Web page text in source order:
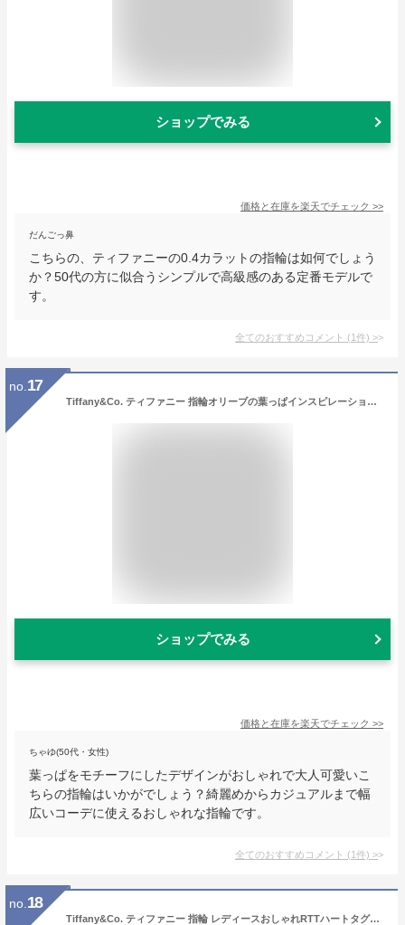
ショップでみる
価格と在庫を楽天でチェック >>
だんごっ鼻
こちらの、ティファニーの0.4カラットの指輪は如何でしょう
か？50代の方に似合うシンプルで高級感のある定番モデルで
す。
全てのおすすめコメント (1件) >
no. 17
Tiffany&Co. ティファニー 指輪オリーブの葉っぱインスピレーションスターリングシルバーオリーブリーフバイパスリングアクセサリー OLIVE LEAF RING約7号 約9号 約11号 約16号 約17号
ショップでみる
価格と在庫を楽天でチェック >>
ちゃゆ(50代・女性)
葉っぱをモチーフにしたデザインがおしゃれで大人可愛いこ
ちらの指輪はいかがでしょう？綺麗めからカジュアルまで幅
広いコーデに使えるおしゃれな指輪です。
全てのおすすめコメント (1件) >
no. 18
Tiffany&Co. ティファニー 指輪 レディースおしゃれRTTハートタグリング 3D立体ハート リターントゥティファニースターリングシルバー925 フルハート アクセサリーJEWELRY FULLHEART RING誕生日 クリスマス 大切な相手へのプレゼントや贈り物に♯